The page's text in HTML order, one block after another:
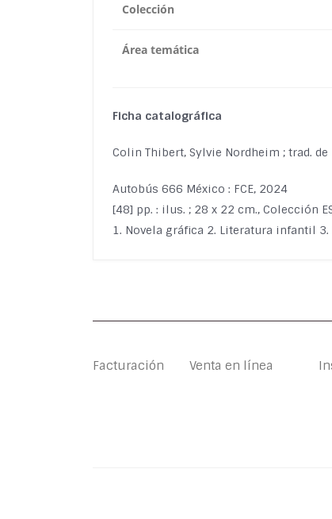
Colección
Área temática
Ficha catalográfica
Colin Thibert, Sylvie Nordheim ; trad.
Autobús 666 México : FCE, 2024
[48] pp. : ilus. ; 28 x 22 cm., Colección
1. Novela gráfica 2. Literatura infantil
Facturación Venta en línea